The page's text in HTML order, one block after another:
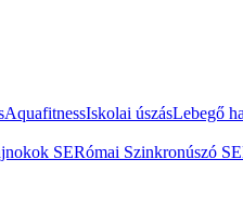
AquafitnessIskolai úszásLebegő
SERómai Szinkronúszó SE